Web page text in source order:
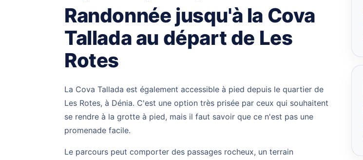
Randonnée jusqu'à la Cova
Tallada au départ de Les
Rotes
La Cova Tallada est également accessible à pied depuis le quartier de
Les Rotes, à Dénia. C'est une option très prisée par ceux qui souhaitent
se rendre à la grotte à pied, mais il faut savoir que ce n'est pas une
promenade facile.
Le parcours peut comporter des passages rocheux, un terrain